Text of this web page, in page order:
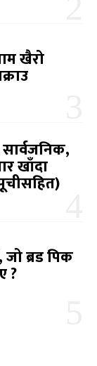
खैरो
खाँदा
जो ब्रड पिक
?